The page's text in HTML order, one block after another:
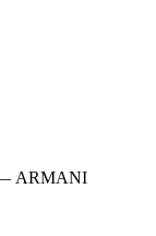
— ARMANI